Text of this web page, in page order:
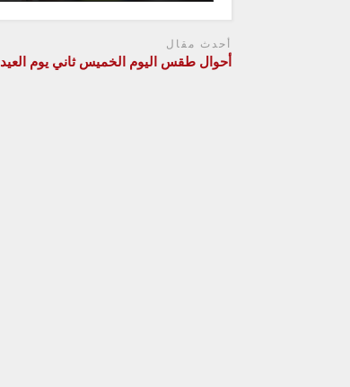
أحدث مقال
أحوال طقس اليوم الخميس ثاني يوم العيد